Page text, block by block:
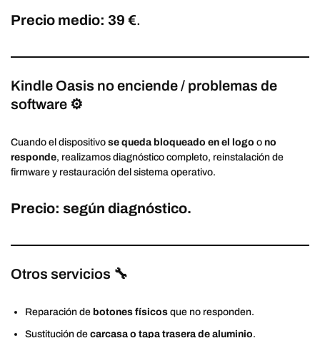
Precio medio: 39 €.
Kindle Oasis no enciende / problemas de
software ⚙️
Cuando el dispositivo se queda bloqueado en el logo o no
responde, realizamos diagnóstico completo, reinstalación de
firmware y restauración del sistema operativo.
Precio: según diagnóstico.
Otros servicios 🔧
Reparación de botones físicos que no responden.
Sustitución de carcasa o tapa trasera de aluminio.